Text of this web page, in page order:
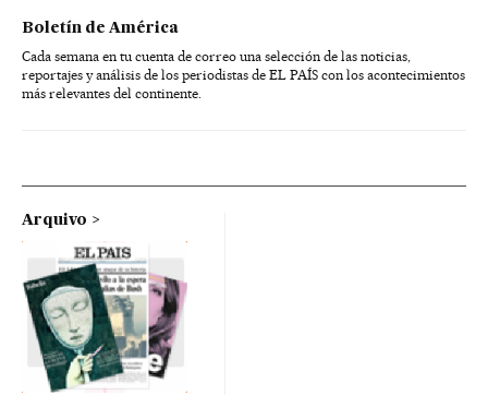
Boletín de América
Cada semana en tu cuenta de correo una selección de las noticias,
reportajes y análisis de los periodistas de EL PAÍS con los acontecimientos
más relevantes del continente.
Arquivo